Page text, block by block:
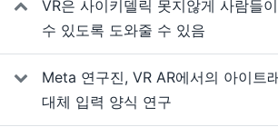
VR은 사이키델릭 못지않게 사람들
수 있도록 도와줄 수 있음
Meta 연구진, VR AR에서의 아이트
대체 입력 양식 연구